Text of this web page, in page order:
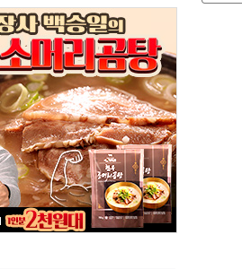
송영길 11.63%
송영길 7.47%
비 이어져
개 과제 손본다